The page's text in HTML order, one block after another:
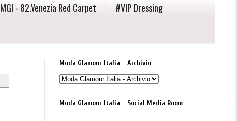
MGI - 82.Venezia Red Carpet
#VIP Dressing
Moda Glamour Italia - Archivio
Moda Glamour Italia - Social Media Room